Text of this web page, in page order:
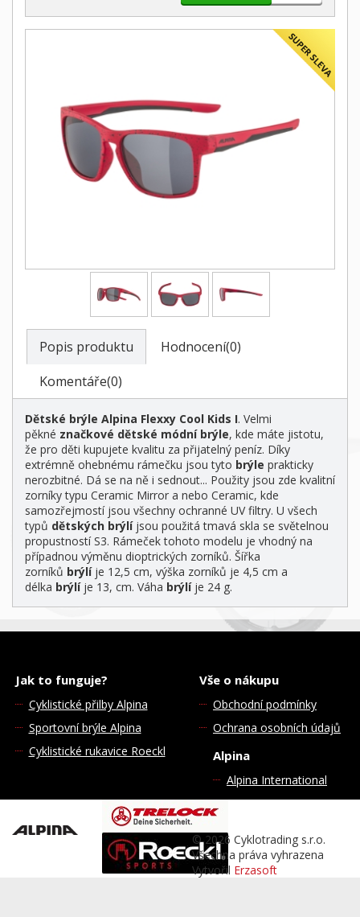
Popis produktu
Hodnocení(0)
Komentáře(0)
Dětské brýle Alpina Flexxy Cool Kids I. Velmi
pěkné značkové dětské módní brýle, kde máte jistotu,
že pro děti kupujete kvalitu za přijatelný peníz. Díky
extrémně ohebnému rámečku jsou tyto brýle prakticky
nerozbitné. Dá se na ně i sednout... Použity jsou zde kvalitní
zorníky typu Ceramic Mirror a nebo Ceramic, kde
samozřejmostí jsou všechny ochranné UV filtry. U všech
typů dětských brýlíjsou použitá tmavá skla se světelnou
propustností S3. Rámeček tohoto modelu je vhodný na
případnou výměnu dioptrických zorníků. Šířka
zorníků brýlíje 12,5 cm, výška zorníků je 4,5 cm a
délka brýlíje 13, cm. Váha brýlí je 24 g.
Jak to funguje?
Cyklistické přilby Alpina
Sportovní brýle Alpina
Cyklistické rukavice Roeckl
Vše o nákupu
Obchodní podmínky
Ochrana osobních údajů
Alpina
Alpina International
© 2026 Cyklotrading s.r.o.
Všechna práva vyhrazena
Vytvořil Erzasoft